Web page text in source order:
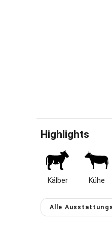
Highlights
Kälber Kühe
Alle